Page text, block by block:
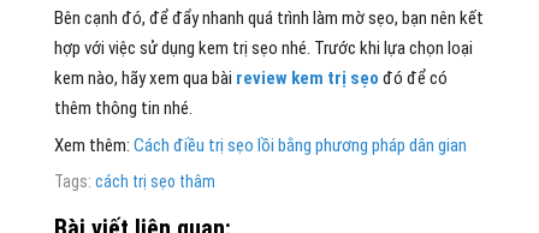
Bên cạnh đó, để đẩy nhanh quá trình làm mờ sẹo, bạn nên kết
hợp với việc sử dụng kem trị sẹo nhé. Trước khi lựa chọn loại
kem nào, hãy xem qua bài review kem trị sẹo đó để có
thêm thông tin nhé.
Xem thêm: Cách điều trị sẹo lồi bằng phương pháp dân gian
Tags: cách trị sẹo thâm